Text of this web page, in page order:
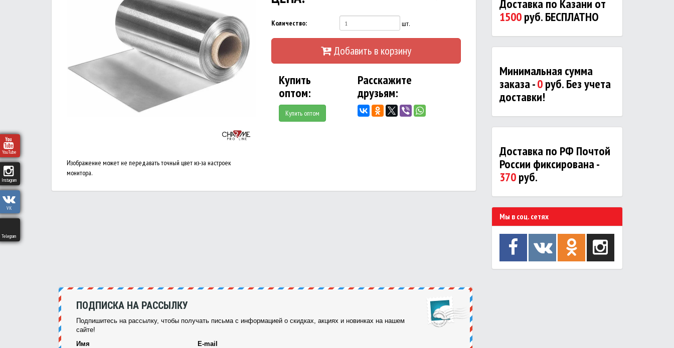
YouTube
Instagram
VK
Telegram
Изображение может не передавать точный цвет из-за настроек
монитора.
Количество: шт.
Добавить в корзину
Купить
оптом:
Купить оптом
Расскажите
друзьям:
Доставка по Казани от
1500руб. БЕСПЛАТНО
Минимальная сумма
заказа -0руб. Без учета
доставки!
Доставка по РФ Почтой
России фиксирована -
370руб.
Мы в соц. сетях
ПОДПИСКА НА РАССЫЛКУ
Подпишитесь на рассылку, чтобы получать письма с информацией о скидках, акциях и новинках на нашем
сайте!
Имя
E-mail